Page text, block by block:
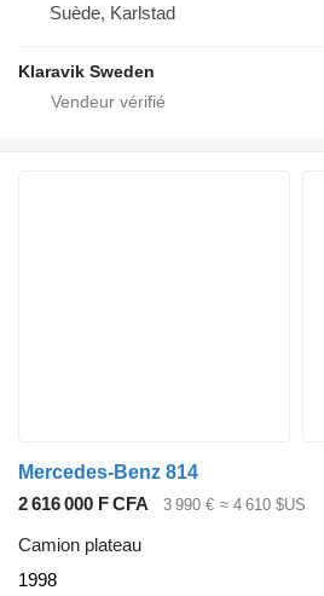
Suède, Karlstad
Klaravik Sweden
Mercedes-Benz 814
2 616 000 F CFA
3 990 € ≈ 4 610 $US
Camion plateau
1998